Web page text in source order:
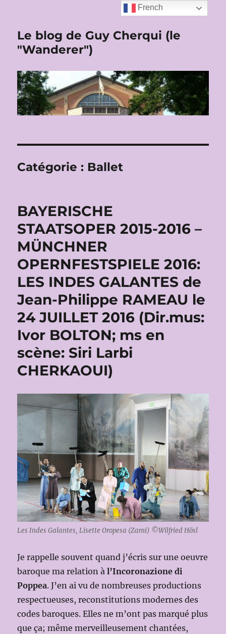
Le blog de Guy Cherqui (le
"Wanderer")
Catégorie : Ballet
BAYERISCHE
STAATSOPER 2015-2016 –
MÜNCHNER
OPERNFESTSPIELE 2016:
LES INDES GALANTES de
Jean-Philippe RAMEAU le
24 JUILLET 2016 (Dir.mus:
Ivor BOLTON; ms en
scène: Siri Larbi
CHERKAOUI)
Les Indes Galantes, Lisette Oropesa (Zami) ©Wilfried Hösl
Je rappelle souvent quand j’écris sur une oeuvre
baroque ma relation àl’Incoronazione di
Poppea. J’en ai vu de nombreuses productions
respectueuses, reconstitutions modernes des
codes baroques. Elles ne m’ont pas marqué plus
que ça; même merveilleusement chantées,
French